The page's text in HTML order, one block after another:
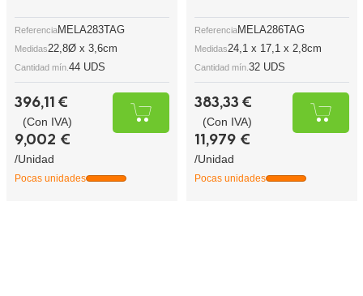
/Unidad
Pocas unidades
/Unidad
Pocas unidades